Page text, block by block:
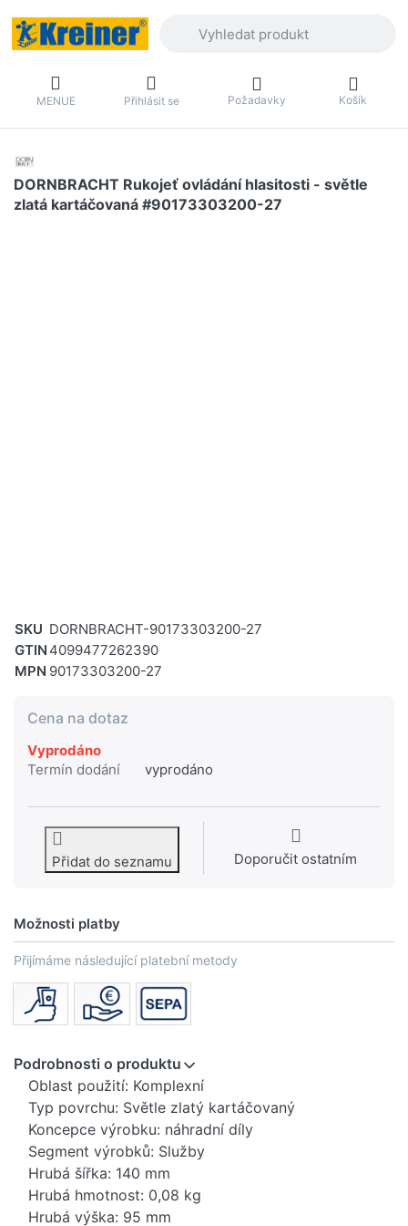
MENUE Přihlásit se Požadavky Košík
DORNBRACHT Rukojeť ovládání hlasitosti - světle
zlatá kartáčovaná #90173303200-27
SKU DORNBRACHT-90173303200-27
GTIN 4099477262390
MPN 90173303200-27
Cena na dotaz
Vyprodáno
Termín dodání
vyprodáno
Přidat do seznamu Doporučit ostatním
Možnosti platby
Přijímáme následující platební metody
Podrobnosti o produktu
Oblast použití: Komplexní
Typ povrchu: Světle zlatý kartáčovaný
Koncepce výrobku: náhradní díly
Segment výrobků: Služby
Hrubá šířka: 140 mm
Hrubá hmotnost: 0,08 kg
Hrubá výška: 95 mm